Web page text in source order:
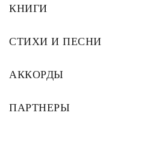
КНИГИ
СТИХИ И ПЕСНИ
АККОРДЫ
ПАРТНЕРЫ